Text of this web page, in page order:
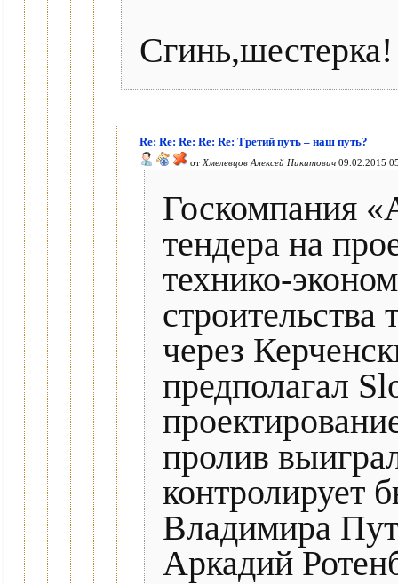
Сгинь,шестерка!
Re: Re: Re: Re: Re: Третий путь – наш путь?
от Хмелевцов Алексей Никитович 09.02.2015
Госкомпания
тендера на
технико-
строительства
через
предполагал
пролив
контролирует
Владимира
Аркадий